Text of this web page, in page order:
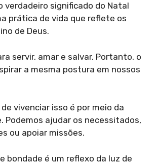
verdadeiro significado do Natal
prática de vida que reflete os
de Deus.
servir, amar e salvar. Portanto, o
a mesma postura em nossos
vivenciar isso é por meio da
Podemos ajudar os necessitados,
ou apoiar missões.
bondade é um reflexo da luz de